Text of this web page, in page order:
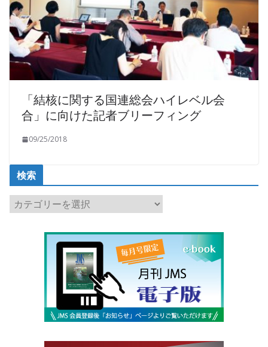
「結核に関する国連総会ハイレベル会
合」に向けた記者ブリーフィング
09/25/2018
検索
検